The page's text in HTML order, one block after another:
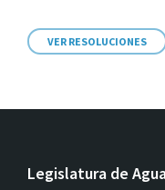
VER RESOLUCIONES
Legislatura de